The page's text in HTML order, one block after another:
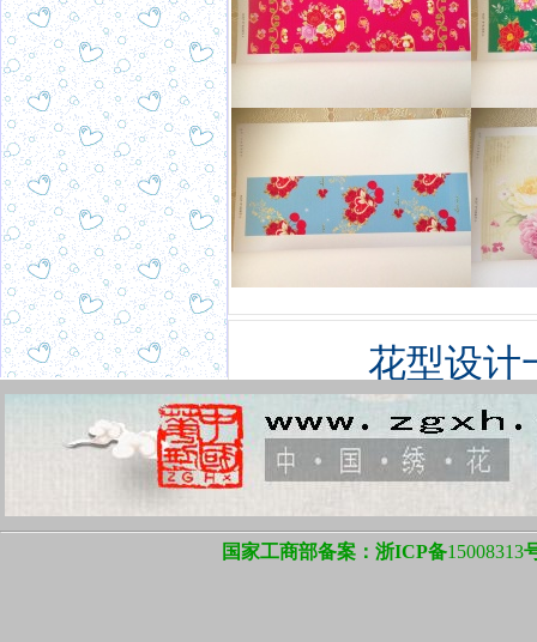
花型设计
国家工商部备案：浙ICP备15008313